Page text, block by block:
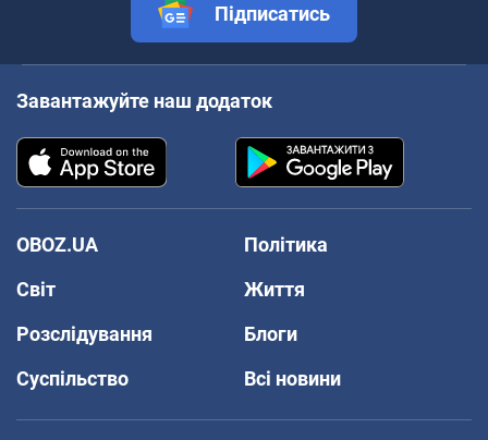
Підписатись
Завантажуйте наш додаток
OBOZ.UA
Політика
Світ
Життя
Розслідування
Блоги
Суспільство
Всі новини